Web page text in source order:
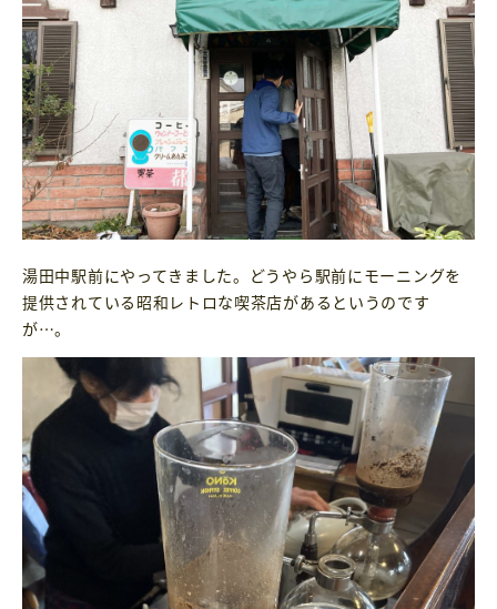
湯田中駅前にやってきました。どうやら駅前にモーニングを
提供されている昭和レトロな喫茶店があるというのです
が…。